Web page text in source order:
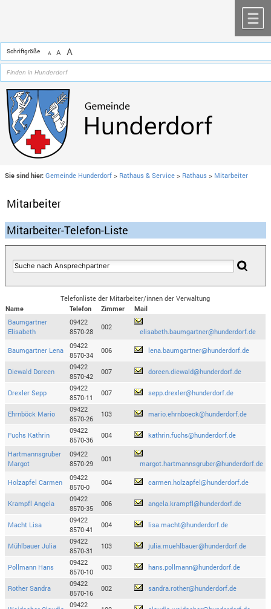
Schriftgröße A A A
Sie sind hier: Gemeinde Hunderdorf > Rathaus & Service > Rathaus > Mitarbeiter
Mitarbeiter
Mitarbeiter-Telefon-Liste
Telefonliste der Mitarbeiter/innen der Verwaltung
Name
Telefon Zimmer
Mail
Baumgartner
Elisabeth
09422
8570-28
002
elisabeth.baumgartner@hunderdorf.de
Baumgartner Lena
09422
8570-34
006 lena.baumgartner@hunderdorf.de
Diewald Doreen
09422
8570-42
007 doreen.diewald@hunderdorf.de
Drexler Sepp
09422
8570-11
007 sepp.drexler@hunderdorf.de
Ehrnböck Mario
09422
8570-26
103 mario.ehrnboeck@hunderdorf.de
Fuchs Kathrin
09422
8570-36
004 kathrin.fuchs@hunderdorf.de
Hartmannsgruber
Margot
09422
8570-29
001
margot.hartmannsgruber@hunderdorf.de
Holzapfel Carmen
09422
8570-0
004 carmen.holzapfel@hunderdorf.de
Krampfl Angela
09422
8570-35
006 angela.krampfl@hunderdorf.de
Macht Lisa
09422
8570-41
004 lisa.macht@hunderdorf.de
Mühlbauer Julia
09422
8570-31
103 julia.muehlbauer@hunderdorf.de
Pollmann Hans
09422
8570-10
003 hans.pollmann@hunderdorf.de
Rother Sandra
09422
8570-16
002 sandra.rother@hunderdorf.de
09422